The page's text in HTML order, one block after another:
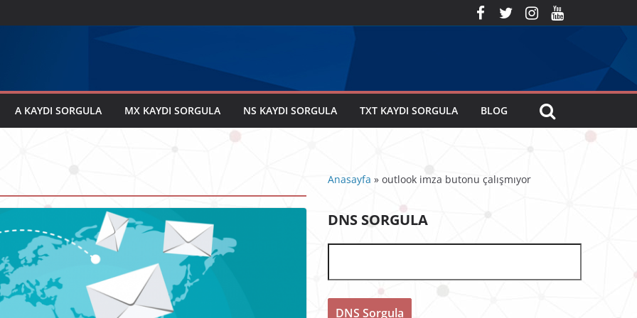
A KAYDI SORGULA MX KAYDI SORGULA NS KAYDI SORGULA TXT KAYDI SORGULA BLOG
Anasayfa » outlook imza butonu çalışmıyor
DNS SORGULA